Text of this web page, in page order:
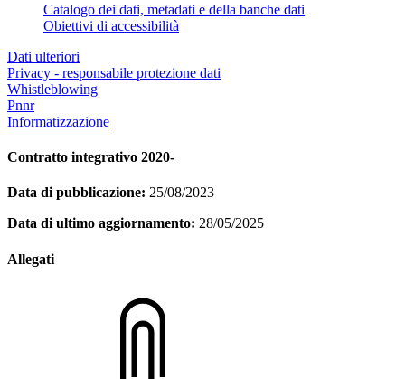
Catalogo dei dati, metadati e della banche dati
Obiettivi di accessibilità
Dati ulteriori
Privacy - responsabile protezione dati
Whistleblowing
Pnnr
Informatizzazione
Contratto integrativo 2020-
Data di pubblicazione: 25/08/2023
Data di ultimo aggiornamento: 28/05/2025
Allegati